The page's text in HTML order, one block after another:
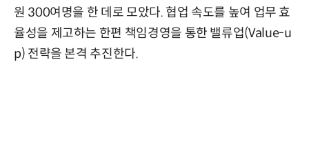
원 300여명을 한 데로 모았다. 협업 속도를 높여 업무 효
율성을 제고하는 한편 책임경영을 통한 밸류업(Value-u
p) 전략을 본격 추진한다.